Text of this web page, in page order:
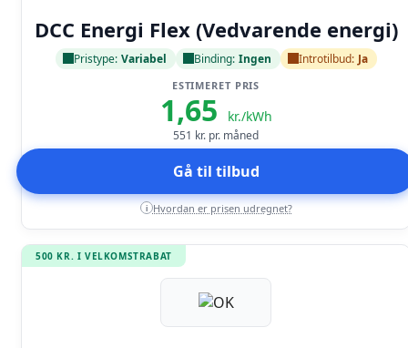
DCC Energi Flex (Vedvarende energi)
Pristype: Variabel Binding: Ingen Introtilbud: Ja
ESTIMERET PRIS
1,65 kr./kWh
551 kr. pr. måned
Gå til tilbud
i Hvordan er prisen udregnet?
500 KR. I VELKOMSTRABAT